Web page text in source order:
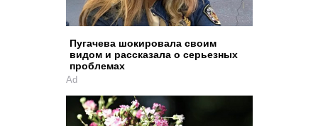
Пугачева шокировала своим
видом и рассказала о серьезных
проблемах
Ad